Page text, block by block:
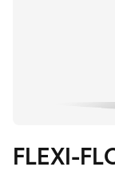
FLEXI-